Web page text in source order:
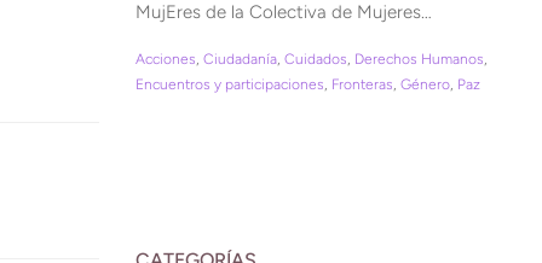
MujEres de la Colectiva de Mujeres…
Acciones, Ciudadanía, Cuidados, Derechos Humanos,
Encuentros y participaciones, Fronteras, Género, Paz